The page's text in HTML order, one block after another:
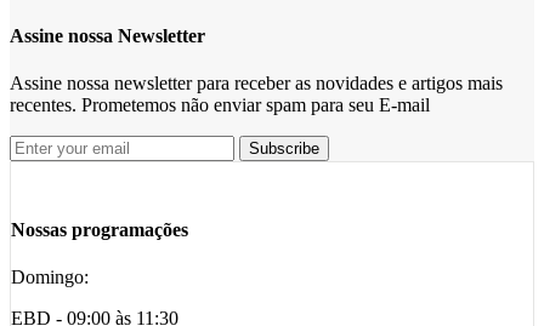
Assine nossa Newsletter
Assine nossa newsletter para receber as novidades e artigos mais
recentes. Prometemos não enviar spam para seu E-mail
Nossas programações
Domingo:
EBD - 09:00 às 11:30